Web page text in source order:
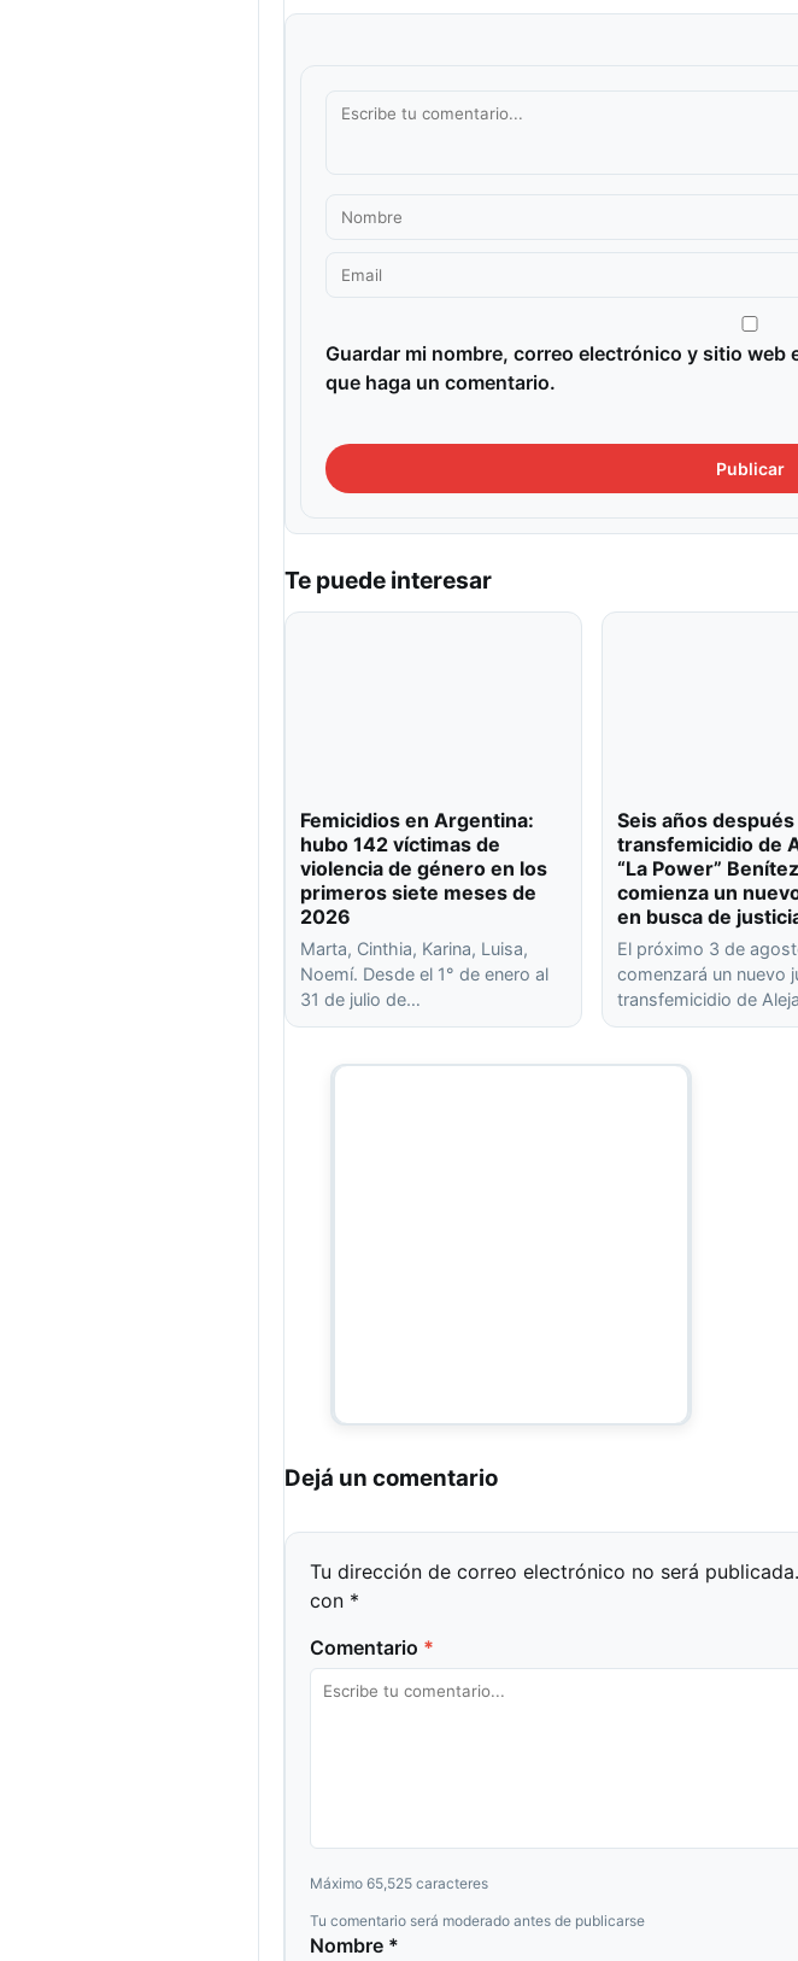
Guardar mi nombre, correo electrónico y sitio web
que haga un comentario.
Te puede interesar
Femicidios en Argentina:
hubo 142 víctimas de
violencia de género en los
primeros siete meses de
2026
Marta, Cinthia, Karina, Luisa,
Noemí. Desde el 1° de enero al
31 de julio de…
Seis años
transfemicidio de
“La Power”
comienza un
en busca de
El próximo 3 de
comenzará un nuevo
transfemicidio de
Dejá un comentario
Tu dirección de correo electrónico no será publicada.
con *
Comentario *
Máximo 65,525 caracteres
Tu comentario será moderado antes de publicarse
Nombre *